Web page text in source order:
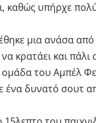
καθώς υπήρχε
μια ανάσα
κρατάει και
του Αμπέλ
ένα δυνατό σουτ